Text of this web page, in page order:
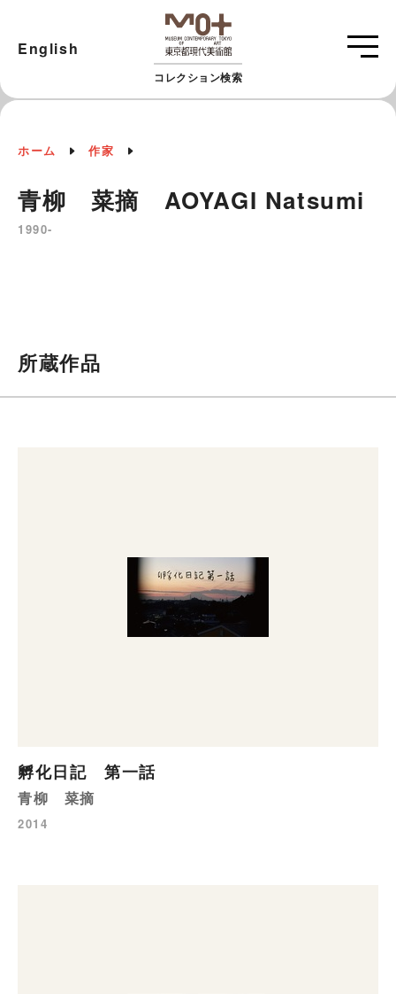
コレクション検索
English
ホーム 作家
青柳 菜摘 AOYAGI Natsumi
1990-
所蔵作品
孵化日記 第一話
青柳 菜摘
2014